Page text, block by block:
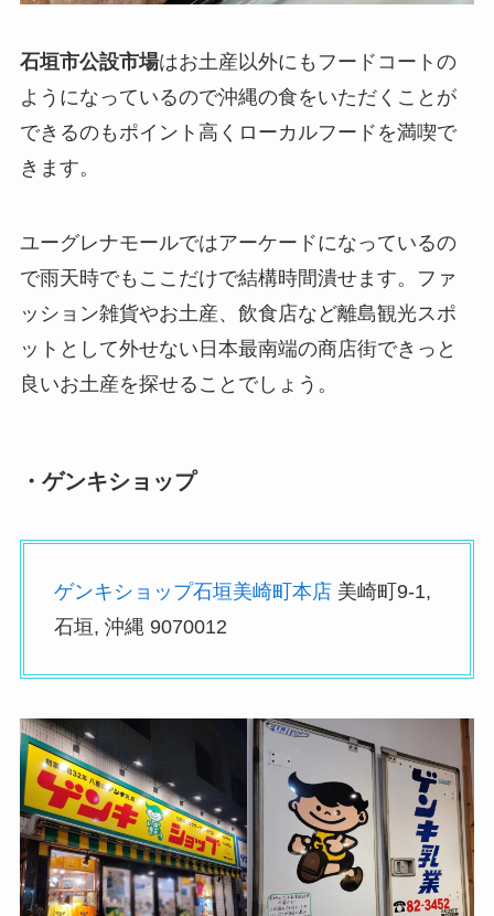
石垣市公設市場はお土産以外にもフードコートの
ようになっているので沖縄の食をいただくことが
できるのもポイント高くローカルフードを満喫で
きます。
ユーグレナモールではアーケードになっているの
で雨天時でもここだけで結構時間潰せます。ファ
ッション雑貨やお土産、飲食店など離島観光スポ
ットとして外せない日本最南端の商店街できっと
良いお土産を探せることでしょう。
・ゲンキショップ
ゲンキショップ石垣美崎町本店美崎町9-1,
石垣, 沖縄 9070012